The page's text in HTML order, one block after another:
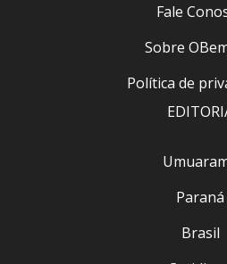
Fale
Sobre
Política de
Paraná
Brasil